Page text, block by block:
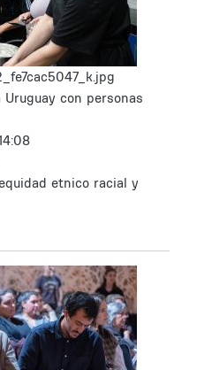
Uruguay con personas
etnico racial y